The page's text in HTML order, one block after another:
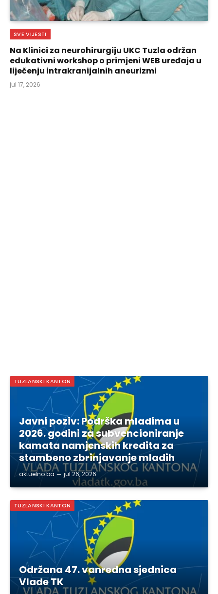
SVE VIJESTI
Na Klinici za neurohirurgiju UKC Tuzla održan
edukativni workshop o primjeni WEB uređaja u
liječenju intrakranijalnih aneurizmi
jul 17, 2026
TUZLANSKI KANTON
Javni poziv: Podrška mladima u
2026. godini za subvencioniranje
kamata namjenskih kredita za
stambeno zbrinjavanje mladih
aktuelno.ba jul 26, 2026
TUZLANSKI KANTON
Održana 47. vanredna sjednica
Vlade TK